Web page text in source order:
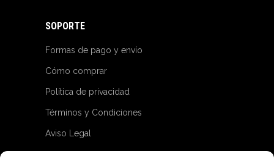
SOPORTE
Formas de pago y envío
Cómo comprar
Política de privacidad
Términos y Condiciones
Aviso Legal